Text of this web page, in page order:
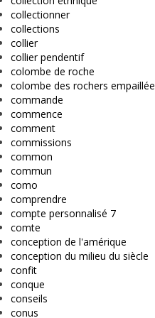
collectionner
collections
collier
collier pendentif
colombe de roche
colombe des rochers empaillée
commande
commence
comment
commissions
common
commun
como
comprendre
compte personnalisé 7
comte
conception de l'amérique
conception du milieu du siècle
confit
conque
conseils
conus